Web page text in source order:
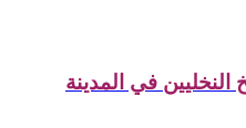
في المدينة